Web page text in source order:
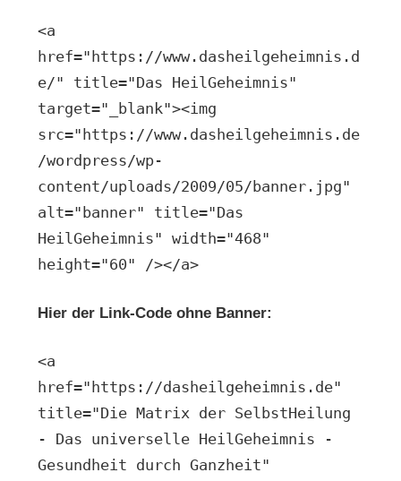
<a
href="https://www.dasheilgeheimnis.d
e/" title="Das HeilGeheimnis"
target="_blank"><img
src="https://www.dasheilgeheimnis.de
/wordpress/wp-
content/uploads/2009/05/banner.jpg"
alt="banner" title="Das
HeilGeheimnis" width="468"
height="60" /></a>
Hier der Link-Code ohne Banner:
<a
href="https://dasheilgeheimnis.de"
title="Die Matrix der SelbstHeilung
- Das universelle HeilGeheimnis -
Gesundheit durch Ganzheit"